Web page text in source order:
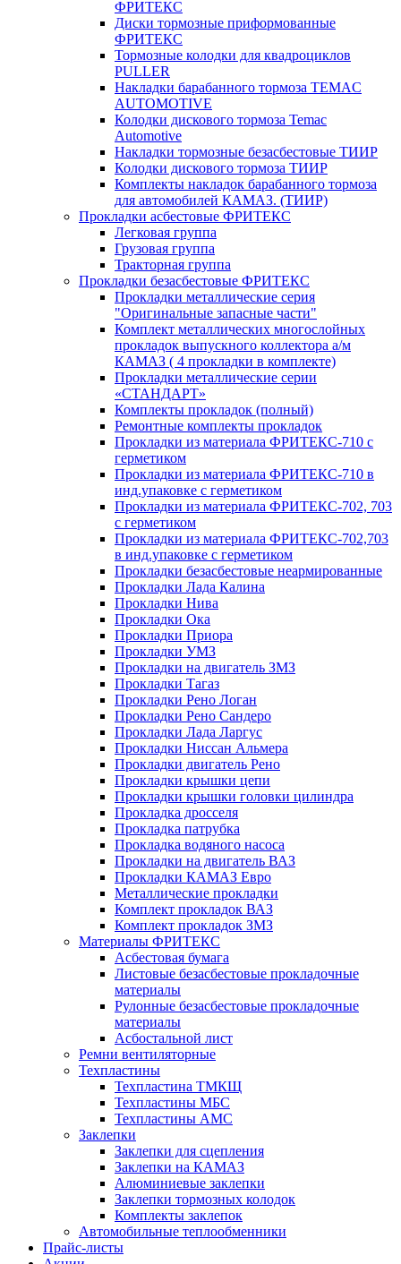
ФРИТЕКС
Диски тормозные приформованные
ФРИТЕКС
Тормозные колодки для квадроциклов
PULLER
Накладки барабанного тормоза TEMAC
AUTOMOTIVE
Колодки дискового тормоза Temac
Automotive
Накладки тормозные безасбестовые ТИИР
Колодки дискового тормоза ТИИР
Комплекты накладок барабанного тормоза
для автомобилей КАМАЗ. (ТИИР)
Прокладки асбестовые ФРИТЕКС
Легковая группа
Грузовая группа
Тракторная группа
Прокладки безасбестовые ФРИТЕКС
Прокладки металлические серия
"Оригинальные запасные части"
Комплект металлических многослойных
прокладок выпускного коллектора а/м
КАМАЗ ( 4 прокладки в комплекте)
Прокладки металлические серии
«СТАНДАРТ»
Комплекты прокладок (полный)
Ремонтные комплекты прокладок
Прокладки из материала ФРИТЕКС-710 с
герметиком
Прокладки из материала ФРИТЕКС-710 в
инд.упаковке с герметиком
Прокладки из материала ФРИТЕКС-702, 703
с герметиком
Прокладки из материала ФРИТЕКС-702,703
в инд.упаковке с герметиком
Прокладки безасбестовые неармированные
Прокладки Лада Калина
Прокладки Нива
Прокладки Ока
Прокладки Приора
Прокладки УМЗ
Прокладки на двигатель ЗМЗ
Прокладки Тагаз
Прокладки Рено Логан
Прокладки Рено Сандеро
Прокладки Лада Ларгус
Прокладки Ниссан Альмера
Прокладки двигатель Рено
Прокладки крышки цепи
Прокладки крышки головки цилиндра
Прокладка дросселя
Прокладка патрубка
Прокладка водяного насоса
Прокладки на двигатель ВАЗ
Прокладки КАМАЗ Евро
Металлические прокладки
Комплект прокладок ВАЗ
Комплект прокладок ЗМЗ
Материалы ФРИТЕКС
Асбестовая бумага
Листовые безасбестовые прокладочные
материалы
Рулонные безасбестовые прокладочные
материалы
Асбостальной лист
Ремни вентиляторные
Техпластины
Техпластина ТМКЩ
Техпластины МБС
Техпластины АМС
Заклепки
Заклепки для сцепления
Заклепки на КАМАЗ
Алюминиевые заклепки
Заклепки тормозных колодок
Комплекты заклепок
Автомобильные теплообменники
Прайс-листы